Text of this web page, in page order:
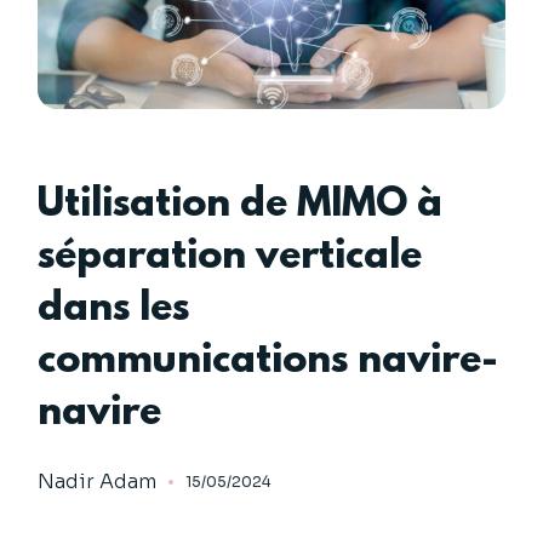
Utilisation de MIMO à
séparation verticale
dans les
communications navire-
navire
Nadir Adam 15/05/2024